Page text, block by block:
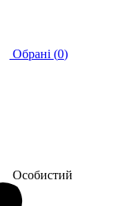
Обрані (0)
Особистий